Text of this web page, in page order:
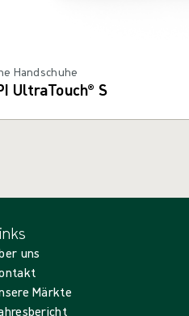
Handschuhe
UltraTouch® S
uns
Märkte